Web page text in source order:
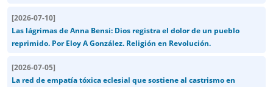
[2026-07-10]
Las lágrimas de Anna Bensi: Dios registra el dolor de un pueblo
reprimido. Por Eloy A González. Religión en Revolución.
[2026-07-05]
La red de empatía tóxica eclesial que sostiene al castrismo en